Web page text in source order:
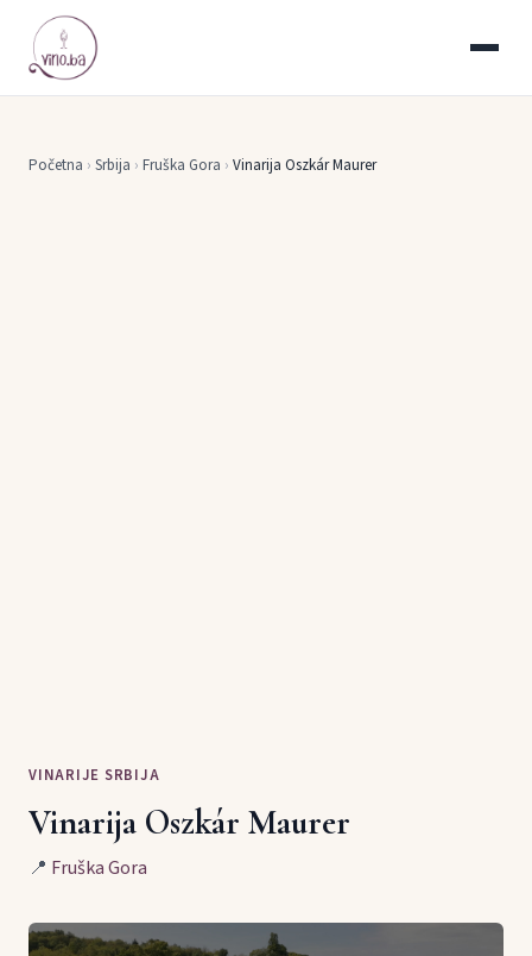
Početna › Srbija › Fruška Gora › Vinarija Oszkár Maurer
VINARIJE SRBIJA
Vinarija Oszkár Maurer
📍 Fruška Gora